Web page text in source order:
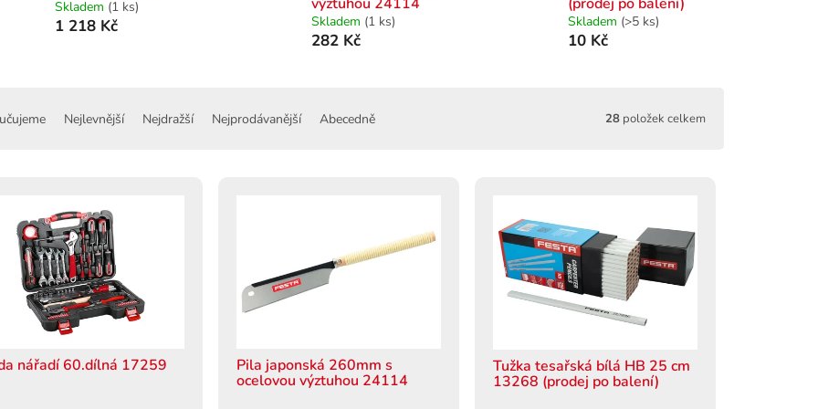
Skladem (1 ks)
1 218 Kč
výztuhou 24114
Skladem (1 ks)
282 Kč
(prodej po balení)
Skladem (>5 ks)
10 Kč
Nejlevnější Nejdražší Nejprodávanější Abecedně 28 položek celkem
nářadí 60.dílná 17259 Pila japonská 260mm s
ocelovou výztuhou 24114
Tužka tesařská bílá HB 25 cm
13268 (prodej po balení)